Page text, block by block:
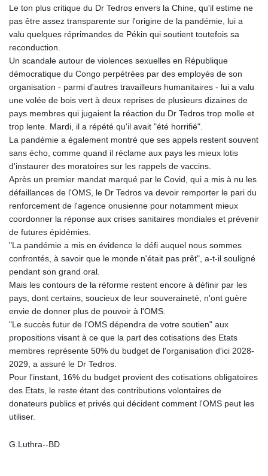
MWK 1998.775164
MXN 20.094074
MYR 4.728715
NAD 18.726567
NGN 1577.963717
NIO 42.419473
NOK 10.99759
NPR 175.501819
NZD 1.966719
OMR 0.442445
PAB 1.152686
PEN 3.903651
PGK 5.093937
PHP 70.183258
PKR 320.014324
PLN 4.299905
QAR 4.213648
RON 5.244583
RUB 94.338828
RWF 1694.978938
SAR 4.329446
SBD 9.325039
SCR 16.705092
SDG 694.263698
SGD 1.467719
SLE 28.445176
SOS 658.791814
Le ton plus critique du Dr Tedros envers la Chine, qu'il estime ne
pas être assez transparente sur l'origine de la pandémie, lui a
valu quelques réprimandes de Pékin qui soutient toutefois sa
reconduction.
Un scandale autour de violences sexuelles en République
démocratique du Congo perpétrées par des employés de son
organisation - parmi d'autres travailleurs humanitaires - lui a valu
une volée de bois vert à deux reprises de plusieurs dizaines de
pays membres qui jugaient la réaction du Dr Tedros trop molle et
trop lente. Mardi, il a répété qu'il avait "été horrifié".
La pandémie a également montré que ses appels restent souvent
sans écho, comme quand il réclame aux pays les mieux lotis
d'instaurer des moratoires sur les rappels de vaccins.
Après un premier mandat marqué par le Covid, qui a mis à nu les
défaillances de l'OMS, le Dr Tedros va devoir remporter le pari du
renforcement de l'agence onusienne pour notamment mieux
coordonner la réponse aux crises sanitaires mondiales et prévenir
de futures épidémies.
"La pandémie a mis en évidence le défi auquel nous sommes
confrontés, à savoir que le monde n'était pas prêt", a-t-il souligné
pendant son grand oral.
Mais les contours de la réforme restent encore à définir par les
pays, dont certains, soucieux de leur souveraineté, n'ont guère
envie de donner plus de pouvoir à l'OMS.
"Le succès futur de l'OMS dépendra de votre soutien" aux
propositions visant à ce que la part des cotisations des Etats
membres représente 50% du budget de l'organisation d'ici 2028-
2029, a assuré le Dr Tedros.
Pour l'instant, 16% du budget provient des cotisations obligatoires
des Etats, le reste étant des contributions volontaires de
donateurs publics et privés qui décident comment l'OMS peut les
utiliser.
G.Luthra--BD